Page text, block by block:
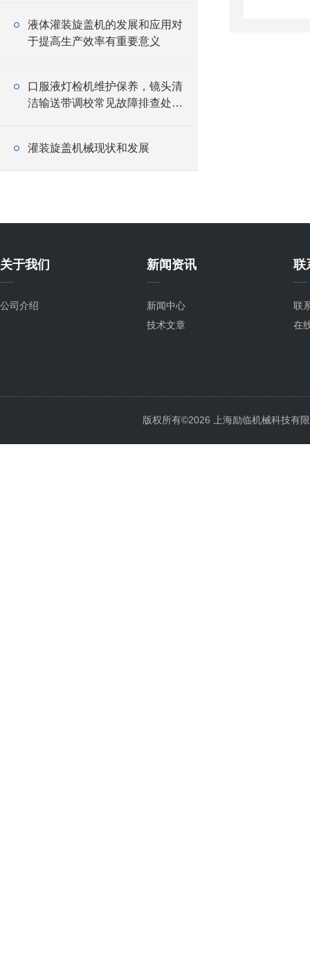
液体灌装旋盖机的发展和应用对
于提高生产效率有重要意义
口服液灯检机维护保养，镜头清
洁输送带调校常见故障排查处理
灌装旋盖机械现状和发展
关于我们
公司介绍
新闻资讯
新闻中心
技术文章
联
联
在
版权所有©2026 上海励临机械科技有